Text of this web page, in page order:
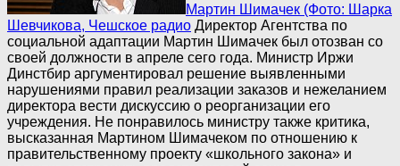
Мартин Шимачек (Фото: Шарка
Шевчикова, Чешское радио Директор Агентства по
социальной адаптации Мартин Шимачек был отозван со
своей должности в апреле сего года. Министр Иржи
Динстбир аргументировал решение выявленными
нарушениями правил реализации заказов и нежеланием
директора вести дискуссию о реорганизации его
учреждения. Не понравилось министру также критика,
высказанная Мартином Шимачеком по отношению к
правительственному проекту «школьного закона» и